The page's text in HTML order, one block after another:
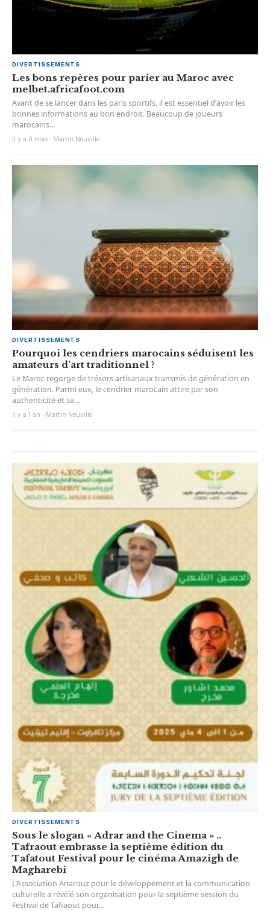
DIVERTISSEMENTS
Les bons repères pour parier au Maroc avec
melbet.africafoot.com
Avant de se lancer dans les paris sportifs, il est essentiel d’avoir les
bonnes informations au bon endroit. Beaucoup de joueurs
marocains...
Il y a 8 mois · Martin Neuville
DIVERTISSEMENTS
Pourquoi les cendriers marocains séduisent les
amateurs d’art traditionnel ?
Le Maroc regorge de trésors artisanaux transmis de génération en
génération. Parmi eux, le cendrier marocain attire par son
authenticité et sa...
Il y a 1 an · Martin Neuville
DIVERTISSEMENTS
Sous le slogan « Adrar and the Cinema » ..
Tafraout embrasse la septième édition du
Tafatout Festival pour le cinéma Amazigh de
Magharebi
L’Association Anarouz pour le développement et la communication
culturelle a révélé son organisation pour la septième session du
Festival de Tafiaout pour...